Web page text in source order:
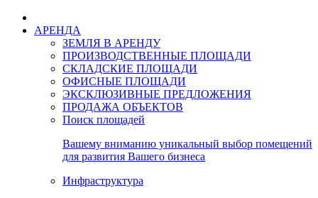
АРЕНДА
ЗЕМЛЯ В АРЕНДУ
ПРОИЗВОДСТВЕННЫЕ ПЛОЩАДИ
СКЛАДСКИЕ ПЛОЩАДИ
ОФИСНЫЕ ПЛОЩАДИ
ЭКСКЛЮЗИВНЫЕ ПРЕДЛОЖЕНИЯ
ПРОДАЖА ОБЪЕКТОВ
Поиск площадей
Вашему вниманию уникальный выбор помещений
для развития Вашего бизнеса
Инфраструктура